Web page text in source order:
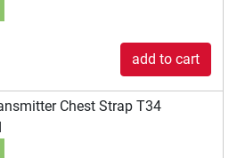
add to cart
Chest Strap T34